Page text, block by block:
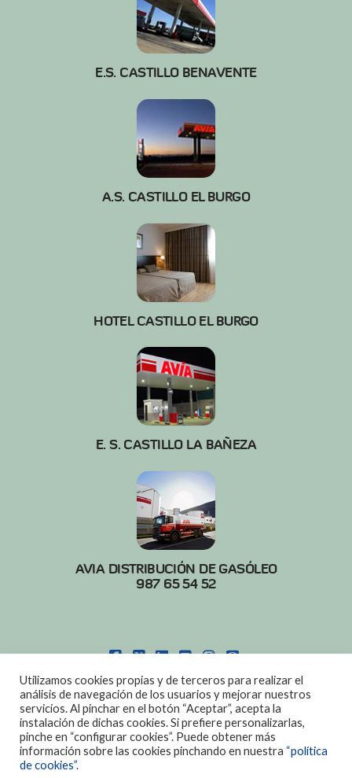
E.S. CASTILLO BENAVENTE
A.S. CASTILLO EL BURGO
HOTEL CASTILLO EL BURGO
E. S. CASTILLO LA BAÑEZA
AVIA DISTRIBUCIÓN DE GASÓLEO
987 65 54 52
POLITICA DE COOKIES|AVISO LEGAL
DISEÑO: DIAN SISTEMAS
Utilizamos cookies propias y de terceros para realizar el
análisis de navegación de los usuarios y mejorar nuestros
servicios. Al pinchar en el botón “Aceptar”, acepta la
instalación de dichas cookies. Si prefiere personalizarlas,
pinche en “configurar cookies”. Puede obtener más
información sobre las cookies pinchando en nuestra “política
de cookies”.